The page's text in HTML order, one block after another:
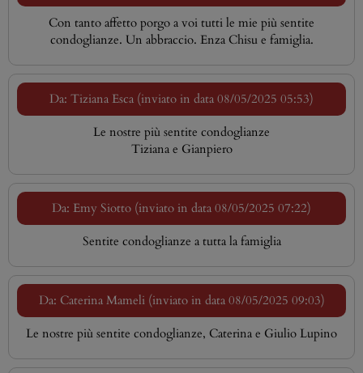
Con tanto affetto porgo a voi tutti le mie più sentite
condoglianze. Un abbraccio. Enza Chisu e famiglia.
Da: Tiziana Esca (inviato in data 08/05/2025 05:53)
Le nostre più sentite condoglianze
Tiziana e Gianpiero
Da: Emy Siotto (inviato in data 08/05/2025 07:22)
Sentite condoglianze a tutta la famiglia
Da: Caterina Mameli (inviato in data 08/05/2025 09:03)
Le nostre più sentite condoglianze, Caterina e Giulio Lupino